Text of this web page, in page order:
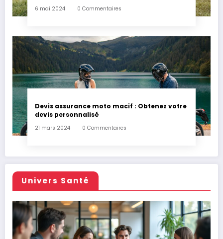
6 mai 2024 0 Commentaires
Devis assurance moto macif : Obtenez votre
devis personnalisé
21 mars 2024 0 Commentaires
Univers Santé